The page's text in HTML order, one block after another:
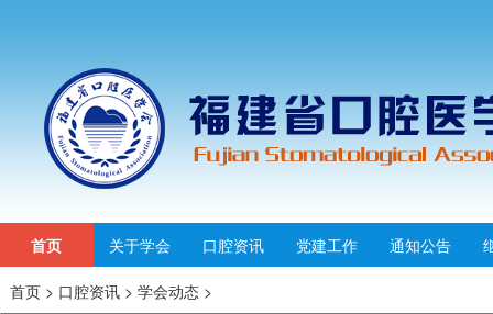
首页 关于学会 口腔资讯 党建工作 通知公告
首页 > 口腔资讯 > 学会动态 >